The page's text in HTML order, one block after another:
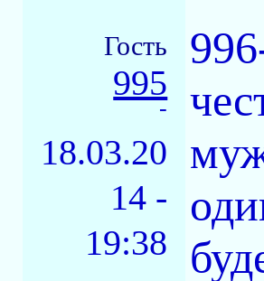
Гость
995
-
18.03.20
14 -
19:38